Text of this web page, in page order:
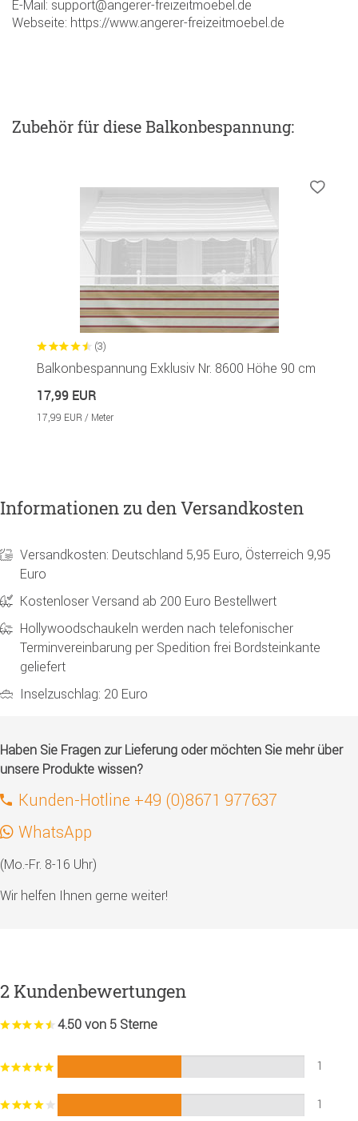
E-Mail: support@angerer-freizeitmoebel.de
Webseite: https://www.angerer-freizeitmoebel.de
Zubehörfür diese Balkonbespannung:
(3)
Balkonbespannung Exklusiv Nr. 8600 Höhe 90 cm
17,99 EUR
17,99 EUR / Meter
Informationen zu den Versandkosten
Versandkosten: Deutschland 5,95 Euro, Österreich 9,95
Euro
Kostenloser Versand ab 200 Euro Bestellwert
Hollywoodschaukeln werden nach telefonischer
Terminvereinbarung per Spedition frei Bordsteinkante
geliefert
Inselzuschlag: 20 Euro
Haben Sie Fragen zur Lieferung oder möchten Sie mehr über
unsere Produkte wissen?
Kunden-Hotline +49 (0)8671 977637
WhatsApp
(Mo.-Fr. 8-16 Uhr)
Wir helfen Ihnen gerne weiter!
2 Kundenbewertungen
4.50 von 5 Sterne
1
1